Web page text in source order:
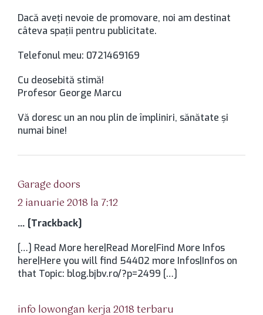
Dacă aveţi nevoie de promovare, noi am destinat
câteva spaţii pentru publicitate.
Telefonul meu: 0721469169
Cu deosebită stimă!
Profesor George Marcu
Vă doresc un an nou plin de împliniri, sănătate şi
numai bine!
Garage doors
2 ianuarie 2018 la 7:12
… [Trackback]
[…] Read More here|Read More|Find More Infos
here|Here you will find 54402 more Infos|Infos on
that Topic: blog.bjbv.ro/?p=2499 […]
info lowongan kerja 2018 terbaru